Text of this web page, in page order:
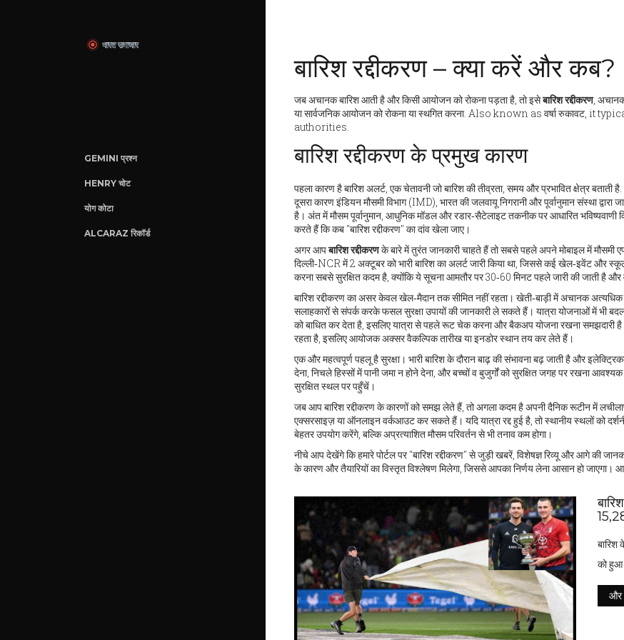
GEMINI प्रश्न
HENRY चोट
योग कोटा
ALCARAZ रिकॉर्ड
बारिश रद्दीकरण – क्या करें और कब?
जब अचानक बारिश आती है और किसी आयोजन को रोकना पड़ता है, तो इसेबारिश रद्दीकरण, अचानक
या सार्वजनिक आयोजन को रोकना या स्थगित करना. Also known as वर्षा रुकावट, it
authorities.
बारिश रद्दीकरण के प्रमुख कारण
पहला कारण हैबारिश अलर्ट, एक चेतावनी जो बारिश की तीव्रता, समय और प्रभावित क्षेत्र बताती है
दूसरा कारणइंडियन मौसमी विभाग (IMD), भारत की जलवायू निगरानी और पूर्वानुमान संस्थाद्वारा
है। अंत मेंमौसम पूर्वानुमान, आधुनिक मॉडल और रडार‑सैटेलाइट तकनीक पर आधारित भविष्यवाणी
करते हैं कि कब "बारिश रद्दीकरण" का दांव खेला जाए।
अगर आपबारिश रद्दीकरणके बारे में तुरंत जानकारी चाहते हैं तो सबसे पहले अपने मोबाइल में मौसमी
दिल्ली‑NCR में 2 अक्टूबर को भारी बारिश का अलर्ट जारी किया था, जिससे कई खेल‑इवेंट और स्कूल
करना सबसे सुरक्षित कदम है, क्योंकि ये सूचना आमतौर पर 30‑60 मिनट पहले जारी की जाती है
बारिश रद्दीकरण का असर केवल खेल‑मैदान तक सीमित नहीं रहता। खेती‑बाड़ी में अचानक
सलाहकारों से संपर्क करके फसल सुरक्षा उपायों की जानकारी ले सकते हैं। यात्रा योजनाओं में भी
को बाधित कर देता है, इसलिए यात्रा से पहले रूट चेक करना और बैकअप योजना रखना समझदारी है।
रहता है, इसलिए आयोजक अक्सर वैकल्पिक तारीख या इनडोर स्थान तय कर लेते हैं।
एक और महत्वपूर्ण पहलू है सुरक्षा। भारी बारिश के दौरान बाढ़ की संभावना बढ़ जाती है और
देना, निचले हिस्सों में पानी जमा न होने देना, और बच्चों व बुजुर्गों को सुरक्षित जगह पर रखना
सुरक्षित स्थल पर पहुँचें।
जब आप बारिश रद्दीकरण के कारणों को समझ लेते हैं, तो अगला कदम है अपनी दैनिक रूटीन में
एक्सरसाइज़ या ऑनलाइन वर्कआउट कर सकते हैं। यदि यात्रा रद्द हुई है, तो स्थानीय स्थलों को
बेहतर उपयोग करेंगे, बल्कि अप्रत्याशित मौसम परिवर्तन से भी तनाव कम होगा।
नीचे आप देखेंगे कि हमारे पोर्टल पर "बारिश रद्दीकरण" से जुड़ी खबरें, विशेषज्ञ रिव्यू और आगे की
के कारण और तैयारियों का विस्तृत विश्लेषण मिलेगा, जिससे आपका निर्णय लेना आसान हो जाएगा।
बारिश
को हुआ
और